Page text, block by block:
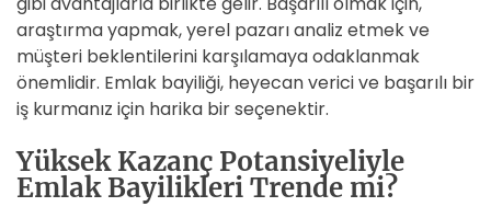
araştırma yapmak, yerel pazarı analiz etmek ve
müşteri beklentilerini karşılamaya odaklanmak
önemlidir. Emlak bayiliği, heyecan verici ve başarılı bir
iş kurmanız için harika bir seçenektir.
Yüksek Kazanç Potansiyeliyle
Emlak Bayilikleri Trende mi?